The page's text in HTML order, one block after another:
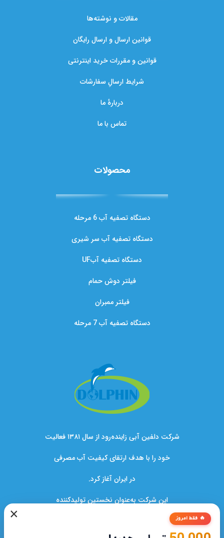
مقالات و نوشته‌ها
قوانین ارسال و ارسال رایگان
قوانین و مقررات خرید اینترنتی
شرایط ارسالِ سفارشات
دربارهٔ ما
تماس با ما
محصولات
دستگاه تصفیه آب 6 مرحله
دستگاه تصفیه آب سر شیری
دستگاه تصفیه آبUF
فیلتر دوش حمام
فیلتر ممبران
دستگاه تصفیه آب 7 مرحله
شرکت دلفین آبی زاینده‌رود از سال ۱۳۸۱ فعالیت
خود را با هدف ارتقای کیفیت آب مصرفی
در ایران آغاز کرد.
این شرکت به‌عنوان نخستین تولیدکننده
دستگاه‌های تصفیه آب در کشور،نقشی کلیدی
× 🔥 فقط امروز